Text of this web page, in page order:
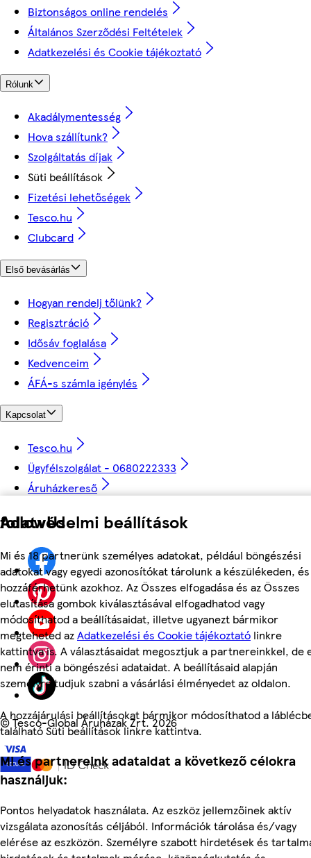
Adatvédelmi beállítások
Mi és 18 partnerünk személyes adatokat, például böngészési
adatokat vagy egyedi azonosítókat tárolunk a készülékeden, és
hozzáférhetünk azokhoz. Az Összes elfogadása és az Összes
elutasítása gombok kiválasztásával elfogadhatod vagy
módosíthatod a beállításaidat, illetve ugyanezt bármikor
megteheted azAdatkezelési és Cookie tájékoztató linkre
kattintva is. A választásaidat megosztjuk a partnereinkkel, de
nem érinti a böngészési adataidat. A beállításaid alapján
személyre tudjuk szabni a vásárlási élményedet az oldalon.
A hozzájárulási beállításokat bármikor módosíthatod a
található Süti beállítások linkre kattintva.
Mi és partnereink adataidat a következő célokra
használjuk:
Pontos helyadatok használata. Az eszköz jellemzőinek aktív
vizsgálata azonosítás céljából. Információk tárolása és/vagy
elérése az eszközön. Személyre szabott hirdetések és
Biztonságos online rendelés
Általános Szerződési Feltételek
Adatkezelési és Cookie tájékoztató
Rólunk
Akadálymentesség
Hova szállítunk?
Szolgáltatás díjak
Süti beállítások
Fizetési lehetőségek
Tesco.hu
Clubcard
Első bevásárlás
Hogyan rendelj tőlünk?
Regisztráció
Idősáv foglalása
Kedvenceim
ÁFÁ-s számla igénylés
Kapcsolat
Tesco.hu
Ügyfélszolgálat - 0680222333
Áruházkereső
followUs
©Tesco-Global Áruházak Zrt. 2026